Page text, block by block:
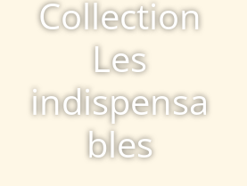
Collection
Les
indispensa
bles